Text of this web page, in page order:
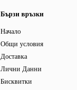
Бързи връзки
Начало
Общи условия
Доставка
Лични Данни
Бисквитки